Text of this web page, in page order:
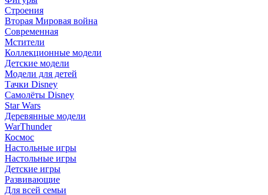
Строения
Вторая Мировая война
Современная
Мстители
Коллекционные модели
Детские модели
Модели для детей
Тачки Disney
Самолёты Disney
Star Wars
Деревянные модели
WarThunder
Космос
Настольные игры
Настольные игры
Детские игры
Развивающие
Для всей семьи